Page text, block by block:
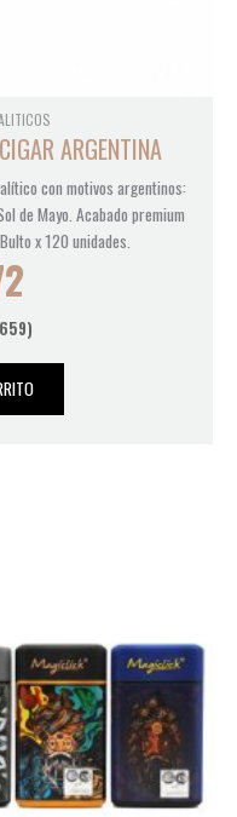
ARGENTINA
con motivos argentinos:
de Mayo. Acabado premium
x 120 unidades.
)